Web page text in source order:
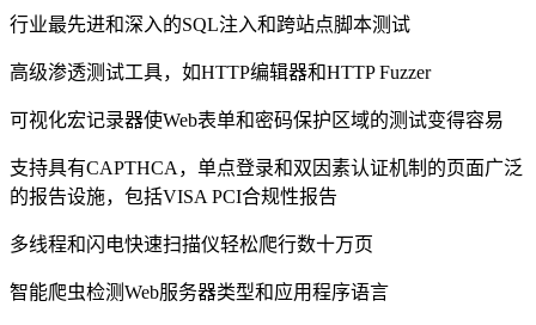
行业最先进和深入的SQL注入和跨站点脚本测试
高级渗透测试工具，如HTTP编辑器和HTTP Fuzzer
可视化宏记录器使Web表单和密码保护区域的测试变得容易
支持具有CAPTHCA，单点登录和双因素认证机制的页面广泛
的报告设施，包括VISA PCI合规性报告
多线程和闪电快速扫描仪轻松爬行数十万页
智能爬虫检测Web服务器类型和应用程序语言